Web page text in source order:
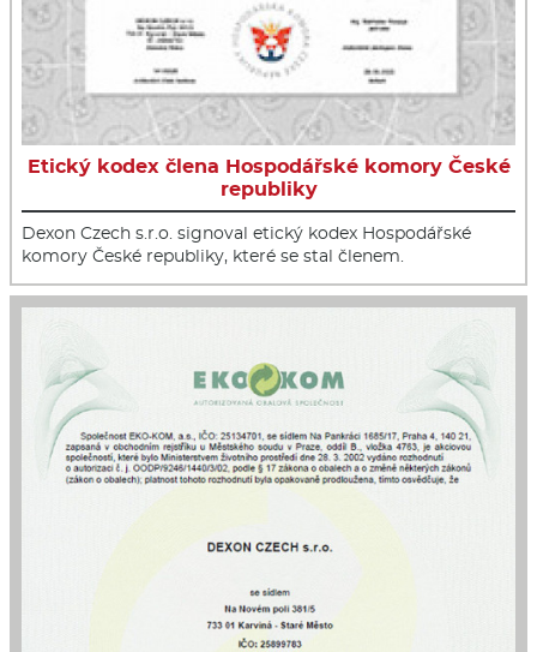
Etický kodex člena Hospodářské komory České
republiky
Dexon Czech s.r.o. signoval etický kodex Hospodářské
komory České republiky, které se stal členem.